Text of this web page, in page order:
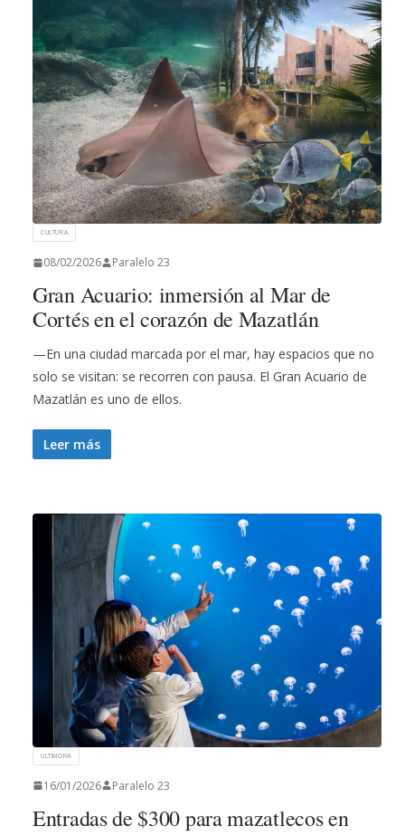
CULTURA
08/02/2026 Paralelo 23
Gran Acuario: inmersión al Mar de
Cortés en el corazón de Mazatlán
—En una ciudad marcada por el mar, hay espacios que no
solo se visitan: se recorren con pausa. El Gran Acuario de
Mazatlán es uno de ellos.
Leer más
ULTIMORA
16/01/2026 Paralelo 23
Entradas de $300 para mazatlecos en